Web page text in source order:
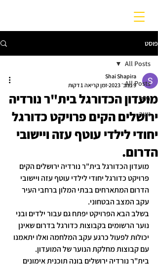
פוסט
All Posts
כללי
נוער
All Posts
מועדון הכדורגל בית"ר נורדיה
ירושלים הקים פרויקט כדורגל
יחודי לילדי עוטף עזה ויישובי
הדרום.
Shai Shapira
9 בנוב׳ 2023
זמן קריאה 1 דקות
מועדון הכדורגל בית"ר נורדיה ירושלים הקים
פרויקט כדורגל יחודי לילדי עוטף עזה ויישובי
הדרום המתארחים בבתי המלון ברחבי העיר
עקב המצב הבטחוני.
בשלב הבא הפרויקט יפתח גם עבור ילדים ובני
נוער הרשומים בקבוצות כדורגל בדרום שאינן
יכולות לפעול כרגע עקב המלחמה ואלו יתאמנו
עם קבוצות מחלקת הנוער של המועדון.
בית"ר נורדיה ירושלים בונה תוכנית אימונים